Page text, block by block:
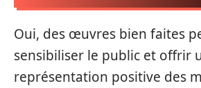
Oui, des œuvres bien faites
sensibiliser le public et offrir
représentation positive des